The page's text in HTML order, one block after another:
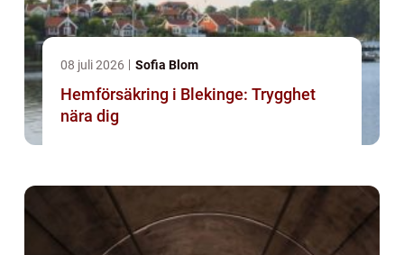
08 juli 2026 Sofia Blom
Hemförsäkring i Blekinge: Trygghet
nära dig